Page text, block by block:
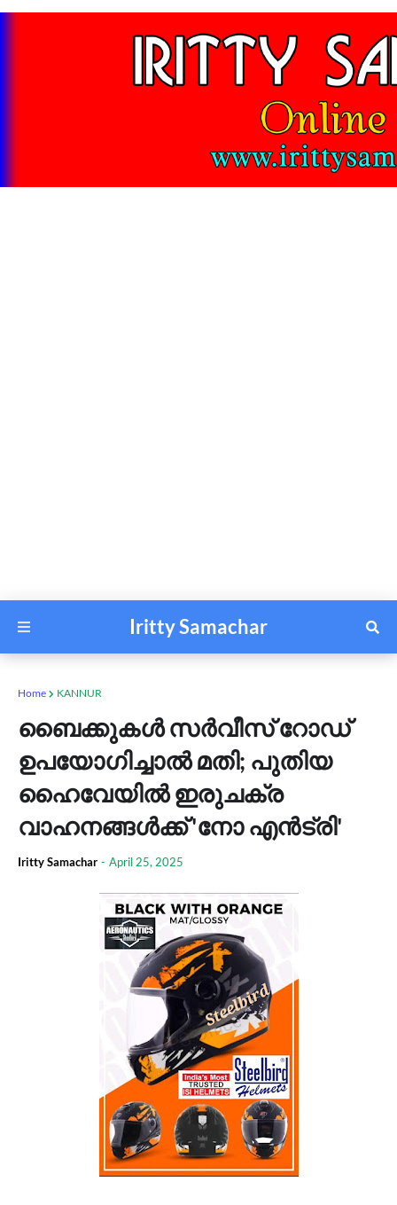
Iritty Samachar
Home KANNUR
ബൈക്കുകള്‍ സര്‍വീസ് റോഡ്
ഉപയോഗിച്ചാല്‍ മതി; പുതിയ
ഹൈവേയില്‍ ഇരുചക്ര
വാഹനങ്ങള്‍ക്ക് 'നോ എന്‍ട്രി'
Iritty Samachar - April 25, 2025